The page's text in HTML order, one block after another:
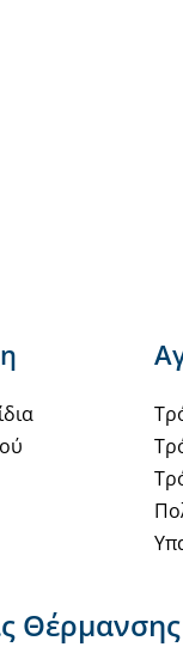
Θέρμανσης